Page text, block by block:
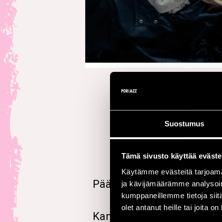
Suostumus
Tämä sivusto käyttää
Käytämme evästeitä
ja kävijämäärämme
kumppaneillemme tietoja
olet antanut heille tai joita
Pääsymaksuton konsertti
Kanvas on vaikuttava